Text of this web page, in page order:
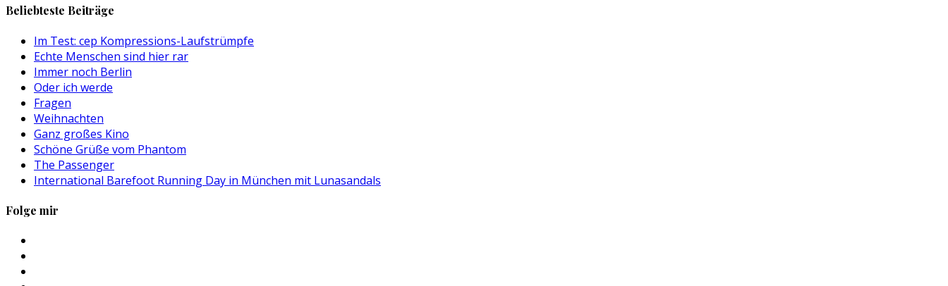
Beliebteste Beiträge
Im Test: cep Kompressions-Laufstrümpfe
Echte Menschen sind hier rar
Immer noch Berlin
Oder ich werde
Fragen
Weihnachten
Ganz großes Kino
Schöne Grüße vom Phantom
The Passenger
International Barefoot Running Day in München mit Lunasandals
Folge mir